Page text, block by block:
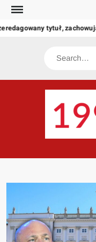
Skip
content
tytuł,
Search